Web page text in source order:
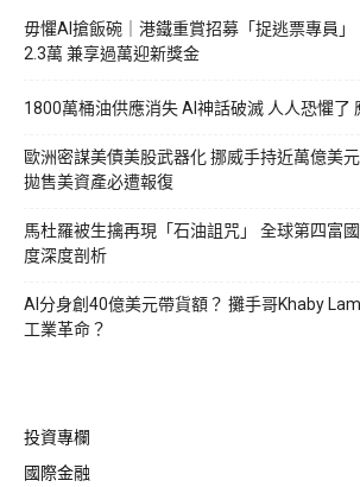
毋懼AI搶飯碗｜港鐵重賞招募「捉逃票專員
2.3萬 兼享過萬迎新獎金
1800萬桶油供應消失 AI神話破滅 人人恐懼了
歐洲密謀美債美股武器化 挪威手持近萬億美
拋售美資產必遭報復
馬杜羅被生擒再現「石油詛咒」 全球第四富
度深度剖析
AI分身創40億美元帶貨額？ 攤手哥Khaby
工業革命？
投資專欄
國際金融